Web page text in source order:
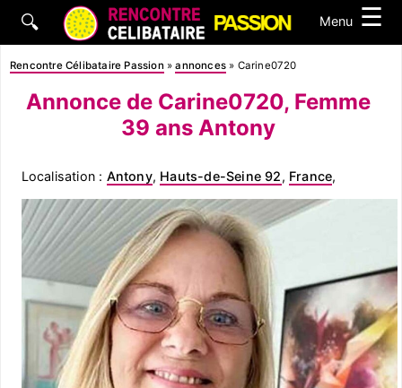
🔍 Menu ☰
Rencontre Célibataire Passion »annonces » Carine0720
Annonce de Carine0720, Femme
39 ans Antony
Localisation : Antony, Hauts-de-Seine 92, France,